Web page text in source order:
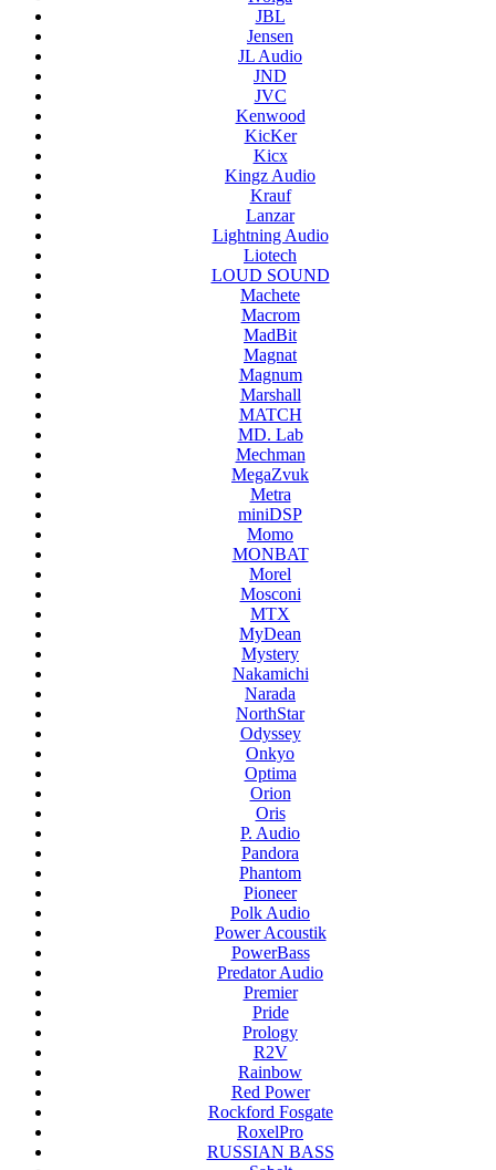
JBL
Jensen
JL Audio
JND
JVC
Kenwood
KicKer
Kicx
Kingz Audio
Krauf
Lanzar
Lightning Audio
Liotech
LOUD SOUND
Machete
Macrom
MadBit
Magnat
Magnum
Marshall
MATCH
MD. Lab
Mechman
MegaZvuk
Metra
miniDSP
Momo
MONBAT
Morel
Mosconi
MTX
MyDean
Mystery
Nakamichi
Narada
NorthStar
Odyssey
Onkyo
Optima
Orion
Oris
P. Audio
Pandora
Phantom
Pioneer
Polk Audio
Power Acoustik
PowerBass
Predator Audio
Premier
Pride
Prology
R2V
Rainbow
Red Power
Rockford Fosgate
RoxelPro
RUSSIAN BASS